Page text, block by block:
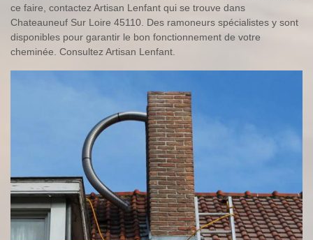
ce faire, contactez Artisan Lenfant qui se trouve dans
Chateauneuf Sur Loire 45110. Des ramoneurs spécialistes y sont
disponibles pour garantir le bon fonctionnement de votre
cheminée. Consultez Artisan Lenfant.